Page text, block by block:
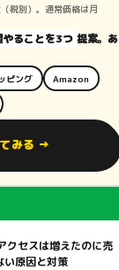
税別）。通常価格は月
やることを3つ 提案。あ
ピング Amazon
みる →
クセスは増えたのに売
い原因と対策